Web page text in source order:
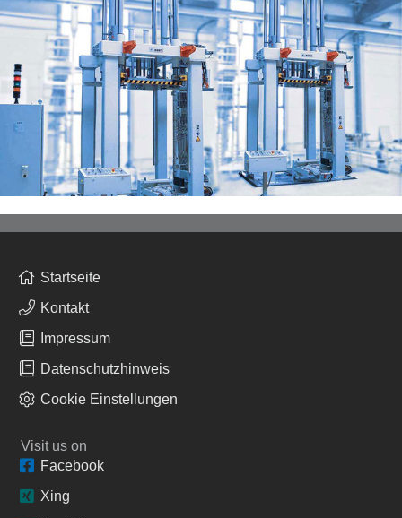
Startseite
Kontakt
Impressum
Datenschutzhinweis
Cookie Einstellungen
Visit us on
Facebook
Xing